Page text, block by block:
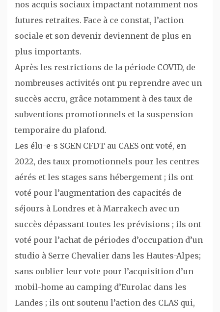
nos acquis sociaux impactant notamment nos
futures retraites. Face à ce constat, l’action
sociale et son devenir deviennent de plus en
plus importants.
Après les restrictions de la période COVID, de
nombreuses activités ont pu reprendre avec un
succès accru, grâce notamment à des taux de
subventions promotionnels et la suspension
temporaire du plafond.
Les élu-e-s SGEN CFDT au CAES ont voté, en
2022, des taux promotionnels pour les centres
aérés et les stages sans hébergement ; ils ont
voté pour l’augmentation des capacités de
séjours à Londres et à Marrakech avec un
succès dépassant toutes les prévisions ; ils ont
voté pour l’achat de périodes d’occupation d’un
studio à Serre Chevalier dans les Hautes­-Alpes;
sans oublier leur vote pour l’acquisition d’un
mobil-home au camping d’Eurolac dans les
Landes ; ils ont soutenu l’action des CLAS qui,